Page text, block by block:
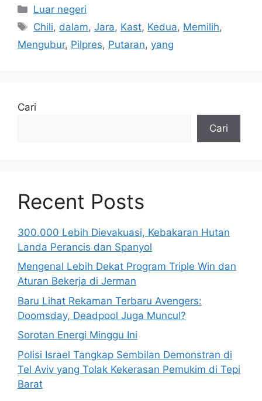
Kategori
Luar negeri
Tag
Chili, dalam,Jara, Kast, Kedua, Memilih,
Mengubur, Pilpres, Putaran, yang
Cari
Cari
Recent Posts
300.000 Lebih Dievakuasi, Kebakaran Hutan
Landa Perancis dan Spanyol
Mengenal Lebih Dekat Program Triple Win dan
Aturan Bekerja di Jerman
Baru Lihat Rekaman Terbaru Avengers:
Doomsday, Deadpool Juga Muncul?
Sorotan Energi Minggu Ini
Polisi Israel Tangkap Sembilan Demonstran di
Tel Aviv yang Tolak Kekerasan Pemukim di Tepi
Barat